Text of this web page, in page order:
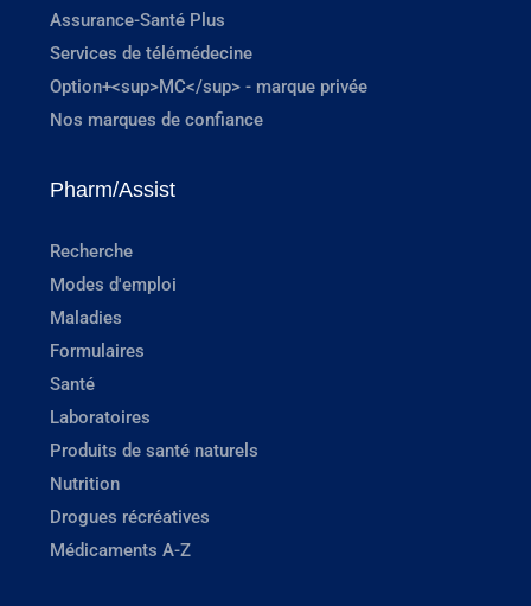
Assurance-Santé Plus
Services de télémédecine
Option+<sup>MC</sup> - marque privée
Nos marques de confiance
Pharm/Assist
Recherche
Modes d'emploi
Maladies
Formulaires
Santé
Laboratoires
Produits de santé naturels
Nutrition
Drogues récréatives
Médicaments A-Z